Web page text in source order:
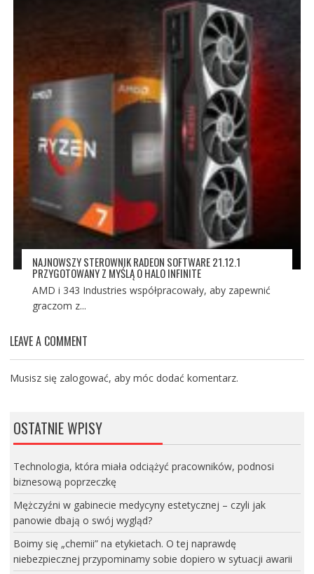
NAJNOWSZY STEROWNIK RADEON SOFTWARE 21.12.1
PRZYGOTOWANY Z MYŚLĄ O HALO INFINITE
AMD i 343 Industries współpracowały, aby zapewnić
graczom z...
LEAVE A COMMENT
Musisz się zalogować, aby móc dodać komentarz.
OSTATNIE WPISY
Technologia, która miała odciążyć pracowników, podnosi
biznesową poprzeczkę
Mężczyźni w gabinecie medycyny estetycznej – czyli jak
panowie dbają o swój wygląd?
Boimy się „chemii” na etykietach. O tej naprawdę
niebezpiecznej przypominamy sobie dopiero w sytuacji awarii